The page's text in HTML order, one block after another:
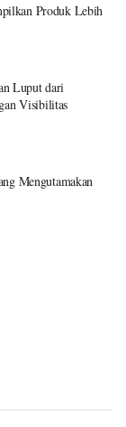
Produk Lebih
Luput dari
Visibilitas
Mengutamakan